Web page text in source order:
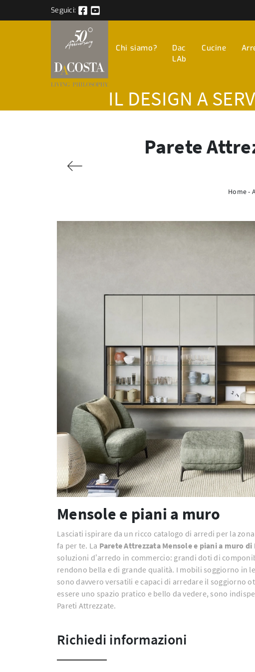
Seguici:
Chi siamo?
Dac
LAb
Cucine
IL DESIGN A
Parete
Home-
Mensole e piani a muro
Lasciati ispirare da un ricco catalogo di arredi per la
fa per te. La Parete Attrezzata Mensole e piani a muro
soluzioni d’arredo in commercio: grandi doti di
rendono bella e di grande qualità. I mobili soggiorno in
sono davvero versatili e capaci di arredare il soggiorno
essere uno spazio pratico e bello da vedere, sono
Pareti Attrezzate.
Richiedi informazioni